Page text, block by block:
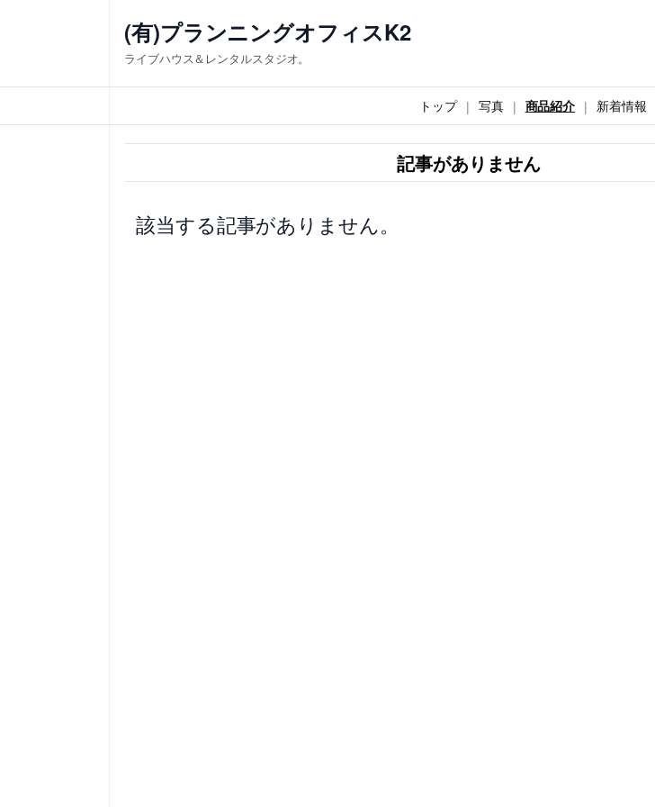
ス
キ
(有)プランニングオフィスK2
ライブハウス＆レンタルスタジオ。
トップ 写真 商品紹介 新着情報
記事がありません
該当する記事がありません。